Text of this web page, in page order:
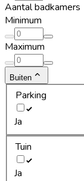
Aantal badkamers
Minimum
Maximum
Buiten
Parking
Ja
Tuin
Ja